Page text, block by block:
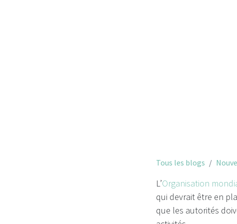
Tous les blogs
L’Organisation
qui devrait être en
que les autorités